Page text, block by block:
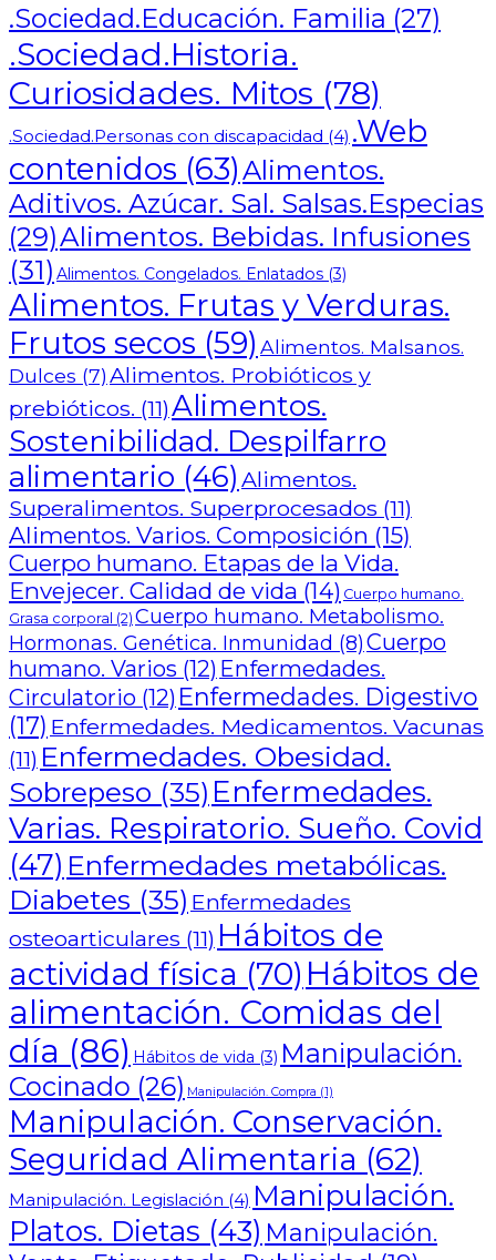
.Sociedad.Educación. Familia (27)
.Sociedad.Historia.
Curiosidades. Mitos (78)
.Sociedad.Personas con discapacidad (4) .Web
contenidos (63)Alimentos.
Aditivos. Azúcar. Sal. Salsas.Especias
(29)Alimentos. Bebidas. Infusiones
(31) Alimentos. Congelados. Enlatados (3)
Alimentos. Frutas y Verduras.
Frutos secos (59) Alimentos. Malsanos.
Dulces (7)Alimentos. Probióticos y
prebióticos. (11)Alimentos.
Sostenibilidad. Despilfarro
alimentario (46) Alimentos.
Superalimentos. Superprocesados (11)
Alimentos. Varios. Composición (15)
Cuerpo humano. Etapas de la Vida.
Envejecer. Calidad de vida (14) Cuerpo humano.
Grasa corporal (2) Cuerpo humano. Metabolismo.
Hormonas. Genética. Inmunidad (8)Cuerpo
humano. Varios (12) Enfermedades.
Circulatorio (12) Enfermedades. Digestivo
(17) Enfermedades. Medicamentos. Vacunas
(11) Enfermedades. Obesidad.
Sobrepeso (35) Enfermedades.
Varias. Respiratorio. Sueño. Covid
(47) Enfermedades metabólicas.
Diabetes (35) Enfermedades
osteoarticulares (11) Hábitos de
actividad física (70) Hábitos de
alimentación. Comidas del
día (86) Hábitos de vida (3) Manipulación.
Cocinado (26) Manipulación. Compra (1)
Manipulación. Conservación.
Seguridad Alimentaria (62)
Manipulación. Legislación (4) Manipulación.
Platos. Dietas (43) Manipulación.